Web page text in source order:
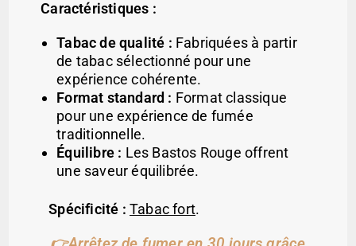
Caractéristiques :
Tabac de qualité : Fabriquées à partir
de tabac sélectionné pour une
expérience cohérente.
Format standard : Format classique
pour une expérience de fumée
traditionnelle.
Équilibre : Les Bastos Rouge offrent
une saveur équilibrée.
Spécificité : Tabac fort.